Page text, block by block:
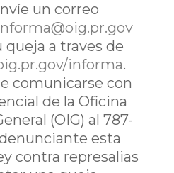
un correo
queja a traves de
informa.
comunicarse con
de la Oficina
(OIG) al 787-
esta
contra represalias